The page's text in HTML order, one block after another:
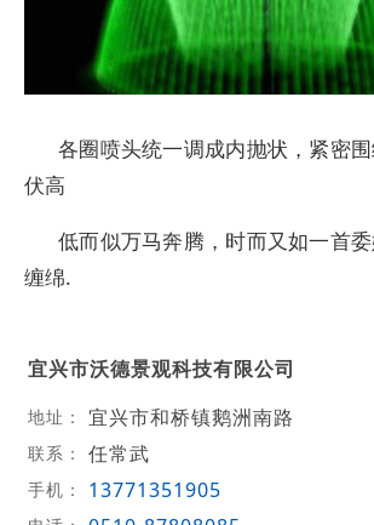
各圈喷头统一调成内抛状，紧密
伏高
低而似万马奔腾，时而又如一首
缠绵.
宜兴市沃德景观科技有限公司
地址： 宜兴市和桥镇鹅洲南路
联系： 任常武
手机： 13771351905